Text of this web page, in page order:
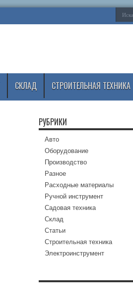
СКЛАД СТРОИТЕЛЬНАЯ ТЕХНИКА
РУБРИКИ
Авто
Оборудование
Производство
Разное
Расходные материалы
Ручной инструмент
Садовая техника
Склад
Статьи
Строительная техника
Электроинструмент